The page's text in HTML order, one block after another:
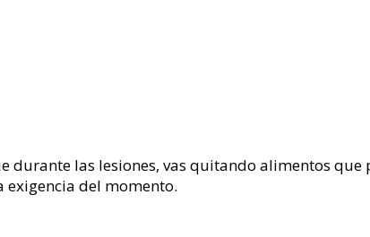
durante las lesiones, vas quitando alimentos
exigencia del momento.